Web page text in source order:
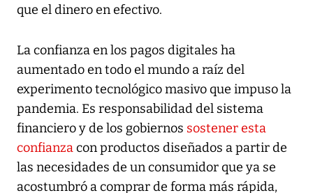
que el dinero en efectivo.
La confianza en los pagos digitales ha
aumentado en todo el mundo a raíz del
experimento tecnológico masivo que impuso la
pandemia. Es responsabilidad del sistema
financiero y de los gobiernos sostener esta
confianzacon productos diseñados a partir de
las necesidades de un consumidor que ya se
acostumbró a comprar de forma más rápida,